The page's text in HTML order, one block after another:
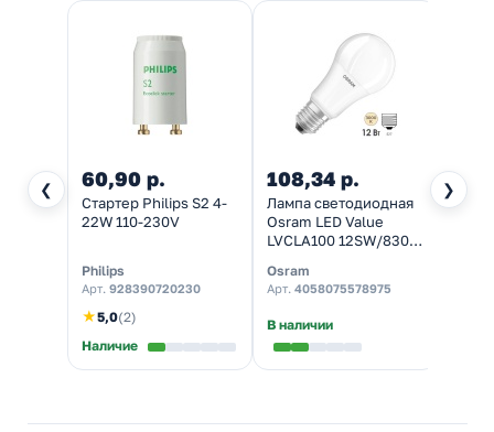
❮ ❯
60,90 р.
Стартер Philips S2 4-
22W 110-230V
Philips
Арт. 928390720230
★5,0(2)
Наличие
108,34 р.
Лампа светодиодная
Osram LED Value
LVCLA100 12SW/830
E27 тепло-белый свет
Osram
Арт. 4058075578975
В наличии